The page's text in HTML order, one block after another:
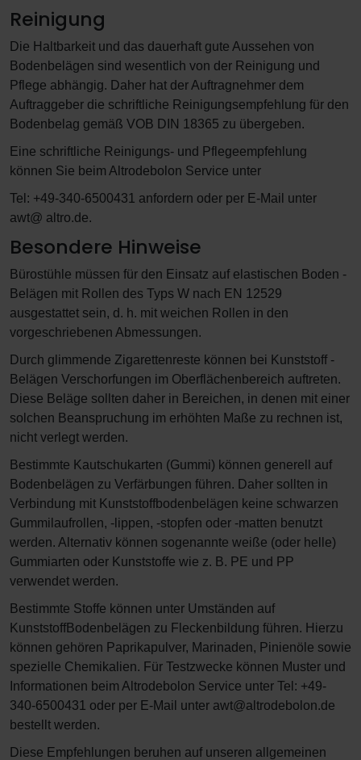
Reinigung
Die Haltbarkeit und das dauerhaft gute Aussehen von
Bodenbelägen sind wesentlich von der Reinigung und
Pflege abhängig. Daher hat der Auftragnehmer dem
Auftraggeber die schriftliche Reinigungsempfehlung für den
Bodenbelag gemäß VOB DIN 18365 zu übergeben.
Eine schriftliche Reinigungs- und Pflegeempfehlung
können Sie beim Altrodebolon Service unter
Tel: +49-340-6500431 anfordern oder per E-Mail unter
awt@ altro.de.
Besondere Hinweise
Bürostühle müssen für den Einsatz auf elastischen Boden -
Belägen mit Rollen des Typs W nach EN 12529
ausgestattet sein, d. h. mit weichen Rollen in den
vorgeschriebenen Abmessungen.
Durch glimmende Zigarettenreste können bei Kunststoff -
Belägen Verschorfungen im Oberflächenbereich auftreten.
Diese Beläge sollten daher in Bereichen, in denen mit einer
solchen Beanspruchung im erhöhten Maße zu rechnen ist,
nicht verlegt werden.
Bestimmte Kautschukarten (Gummi) können generell auf
Bodenbelägen zu Verfärbungen führen. Daher sollten in
Verbindung mit Kunststoffbodenbelägen keine schwarzen
Gummilaufrollen, -lippen, -stopfen oder -matten benutzt
werden. Alternativ können sogenannte weiße (oder helle)
Gummiarten oder Kunststoffe wie z. B. PE und PP
verwendet werden.
Bestimmte Stoffe können unter Umständen auf
KunststoffBodenbelägen zu Fleckenbildung führen. Hierzu
können gehören Paprikapulver, Marinaden, Pinienöle sowie
spezielle Chemikalien. Für Testzwecke können Muster und
Informationen beim Altrodebolon Service unter Tel: +49-
340-6500431 oder per E-Mail unter awt@altrodebolon.de
bestellt werden.
Diese Empfehlungen beruhen auf unseren allgemeinen